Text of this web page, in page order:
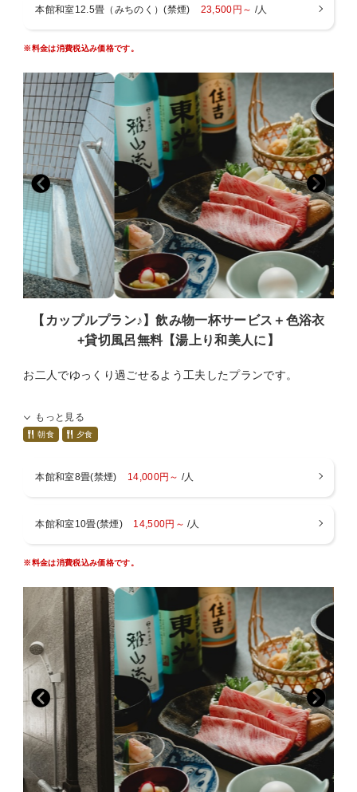
徒歩３分
・最寄駅
米沢駅（車２５分）、西米沢駅（車１５分）、南米沢駅
（車２０分）
成島駅（車２０分）、関根駅（車２０分）
■周辺観光■（車で）
上杉神社（１５分）、御廟所（車１０分）、天元台（３０
高畠ワイナリー（３０分）、ワクワクランド（車２０
分）、舘山寺（車１０分）
林泉寺（２０分）、山大工学部本館（１５分）、ダリア園
（３０分）
東光の酒蔵（２０分）
ます。
・ご会食場でのお食事となります
※お布団はお部屋にあらかじめご準備しております。
■お子様について■
以下のお子様区分よりお選び下さい
・小学生（大人料金の７０％）
メイン料理に国産和牛すき焼き付き、大人より少なめの
料理
・お子様ランチ、朝食、布団つき（大人料金の５０％）
・お子様ランチ、朝食つき、布団なし（大人料金の４
０％）
・布団のみ（３０００円）
※小学生でもお子様ランチをご希望の場合、幼児（食事・布
団あり）をご選択ください。
■ご案内■
・入浴時間 チェックイン～翌朝９：３０まで
・wifi ロビー、本館新館13室のみ（無料）
・アレルギー対応不可
■アクセス■
・米沢駅より
路線バスー米沢駅発、小野川温泉行き、小野川温泉下車
徒歩３分
・最寄駅
米沢駅（車２５分）、西米沢駅（車１５分）、南米沢駅
（車２０分）
成島駅（車２０分）、関根駅（車２０分）
■周辺観光■（車で）
上杉神社（１５分）、御廟所（車１０分）、天元台（３０
分）
高畠ワイナリー（３０分）、ワクワクランド（車２０
本館和室12.5畳（みちのく）(禁煙) 23,500円～ /人
※料金は消費税込み価格です。
【カップルプラン♪】飲み物一杯サービス＋色浴衣
+貸切風呂無料【湯上り和美人に】
お二人でゆっくり過ごせるよう工夫したプランです。
特典１：ご夕食時のお飲物を１杯づつサービス
特典２：色浴衣を無料で貸し出し。チェックイン時にフロン
特典３：貸切風呂無料（45分間）
夕食のメインは山形牛のすき焼きを。地元産、季節感を重
・ご会食場でのお食事となります
■ご案内■
・チェックイン１５：００ チェックアウト１０：００
・入浴時間 チェックイン～翌朝９：３０まで
・wifi ロビー、本館新館13室のみ（無料）
・駐車場 建物の裏に３０台、正面玄関に２台
・アレルギー対応なし
・暖房料500円（１部屋毎）：冬季12月～3月
※お布団はお部屋にあらかじめご準備しております。
■アクセス■
もっと見る
朝食 夕食
本館和室8畳(禁煙) 14,000円～ /人
本館和室10畳(禁煙) 14,500円～ /人
※料金は消費税込み価格です。